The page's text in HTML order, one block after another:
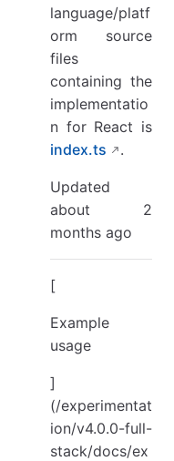
language/platf
orm source
files
containing the
implementatio
n for React is
index.ts
.
Updated
about 2
months ago
[
Example
usage
]
(/experimentat
ion/v4.0.0-full-
stack/docs/ex